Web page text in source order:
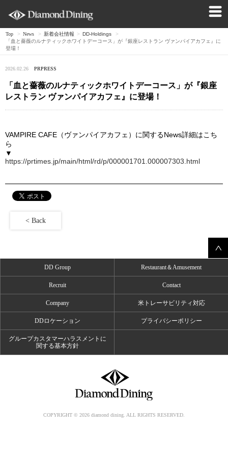
Top > News > 新着会社情報 > DD-Holdings
>
「血と薔薇のルナティックホワイトデーコース」が『銀座レストラン ヴァンパイアカフェ』に
登場！
2026.02.26 PRPRESS
「血と薔薇のルナティックホワイトデーコース」が『銀座
レストラン ヴァンパイアカフェ』に登場！
VAMPIRE CAFE（ヴァンパイアカフェ）に関するNews詳細はこち
ら
▼
https://prtimes.jp/main/html/rd/p/000001701.000007303.html
< Back
DD Group Restaurant＆Amusement
Recruit Contact
Company 米トレーサビリティ対応
DDロケーション プライバシーポリシー
グループカスタマーハラスメントに
関する基本方針
COPYRIGHT © 2026 diamond dining. ALL RIGHTS RESERVED.